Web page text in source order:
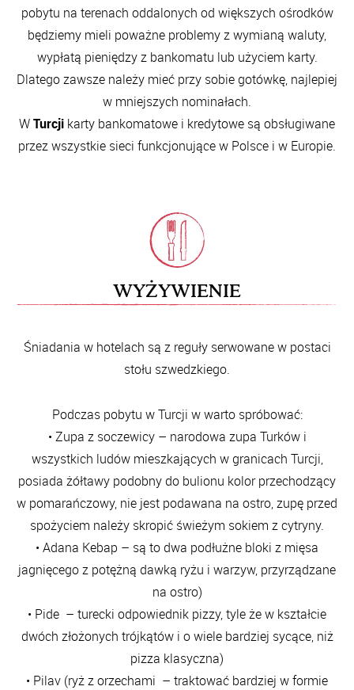
pobytu na terenach oddalonych od większych ośrodków
będziemy mieli poważne problemy z wymianą waluty,
wypłatą pieniędzy z bankomatu lub użyciem karty.
Dlatego zawsze należy mieć przy sobie gotówkę, najlepiej
w mniejszych nominałach.
WTurcji karty bankomatowe i kredytowe są obsługiwane
przez wszystkie sieci funkcjonujące w Polsce i w Europie.
WYŻYWIENIE
Śniadania w hotelach są z reguły serwowane w postaci
stołu szwedzkiego.
Podczas pobytu w Turcji w warto spróbować:
• Zupa z soczewicy – narodowa zupa Turków i
wszystkich ludów mieszkających w granicach Turcji,
posiada żółtawy podobny do bulionu kolor przechodzący
w pomarańczowy, nie jest podawana na ostro, zupę przed
spożyciem należy skropić świeżym sokiem z cytryny.
• Adana Kebap – są to dwa podłużne bloki z mięsa
jagnięcego z potężną dawką ryżu i warzyw, przyrządzane
na ostro)
• Pide – turecki odpowiednik pizzy, tyle że w kształcie
dwóch złożonych trójkątów i o wiele bardziej sycące, niż
pizza klasyczna)
• Pilav (ryż z orzechami – traktować bardziej w formie